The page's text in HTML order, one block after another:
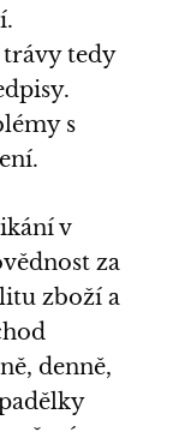
trávy tedy
s
v
za
zboží a
denně,